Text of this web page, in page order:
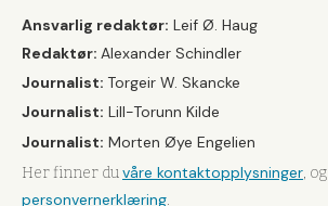
Ansvarlig redaktør: Leif Ø. Haug
Redaktør: Alexander Schindler
Journalist: Torgeir W. Skancke
Journalist: Lill-Torunn Kilde
Journalist: Morten Øye Engelien
Her finner duvåre kontaktopplysninger, og
personvernerklæring.